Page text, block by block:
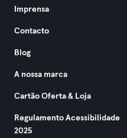
Imprensa
Contacto
Blog
A nossa marca
Cartão Oferta & Loja
Regulamento Acessibilidade
2025